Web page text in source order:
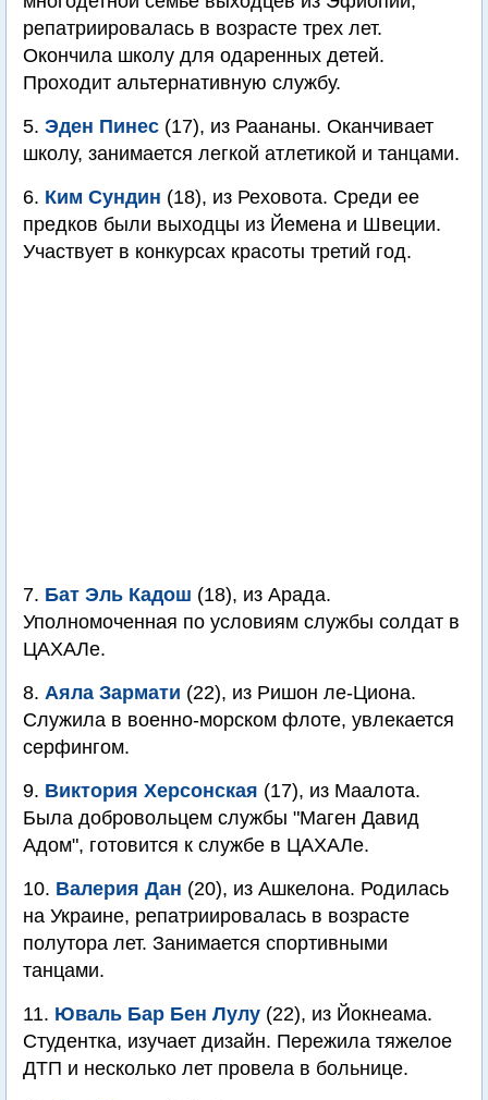
репатриировалась в возрасте трех лет.
Окончила школу для одаренных детей.
Проходит альтернативную службу.
5. Эден Пинес (17), из Раананы. Оканчивает
школу, занимается легкой атлетикой и танцами.
6. Ким Сундин (18), из Реховота. Среди ее
предков были выходцы из Йемена и Швеции.
Участвует в конкурсах красоты третий год.
7. Бат Эль Кадош (18), из Арада.
Уполномоченная по условиям службы солдат в
ЦАХАЛе.
8. Аяла Зармати (22), из Ришон ле-Циона.
Служила в военно-морском флоте, увлекается
серфингом.
9. Виктория Херсонская (17), из Маалота.
Была добровольцем службы "Маген Давид
Адом", готовится к службе в ЦАХАЛе.
10. Валерия Дан (20), из Ашкелона. Родилась
на Украине, репатриировалась в возрасте
полутора лет. Занимается спортивными
танцами.
11. Юваль Бар Бен Лулу (22), из Йокнеама.
Студентка, изучает дизайн. Пережила тяжелое
ДТП и несколько лет провела в больнице.